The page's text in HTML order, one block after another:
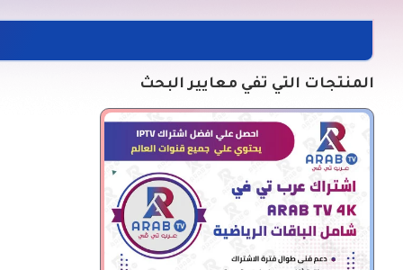
المنتجات التي تفي معايير البحث